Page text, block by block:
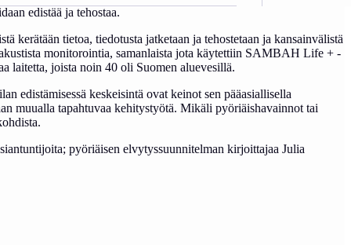
edistää ja tehostaa.
kerätään tietoa, tiedotusta jatketaan ja tehostetaan ja kansainvälistä
monitorointia, samanlaista jota käytettiin SAMBAH Life + -
laitetta, joista noin 40 oli Suomen aluevesillä.
edistämisessä keskeisintä ovat keinot sen pääasiallisella
muualla tapahtuvaa kehitystyötä. Mikäli pyöriäishavainnot tai
pyöriäisen elvytyssuunnitelman kirjoittajaa Julia